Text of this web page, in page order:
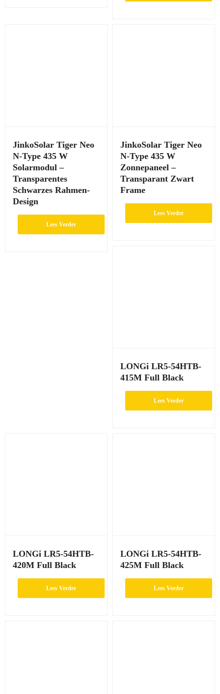
JinkoSolar Tiger Neo
N-Type 435 W
Solarmodul –
Transparentes
Schwarzes Rahmen-
Design
Lees Verder
JinkoSolar Tiger Neo
N-Type 435 W
Zonnepaneel –
Transparant Zwart
Frame
Lees Verder
LONGi LR5-54HTB-
415M Full Black
Lees Verder
LONGi LR5-54HTB-
420M Full Black
Lees Verder
LONGi LR5-54HTB-
425M Full Black
Lees Verder